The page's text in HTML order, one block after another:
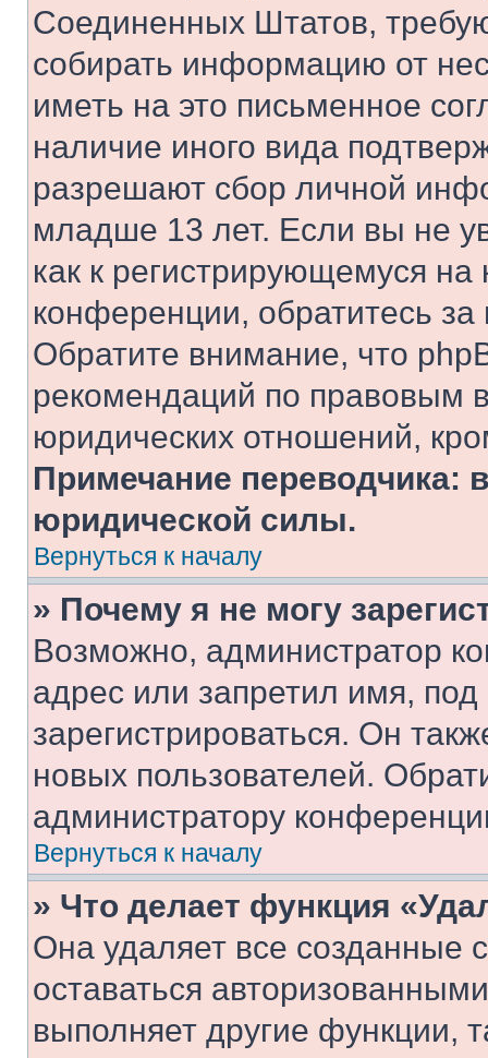
Соединенных Штатов,
собирать информацию от
иметь на это письменное
наличие иного вида
разрешают сбор личной
младше 13 лет. Если вы не
как к регистрирующемуся
конференции, обратитесь
Обратите внимание, что
рекомендаций по правовым
юридических отношений,
Примечание переводчика:
юридической силы.
Вернуться к началу
» Почему я не могу
Возможно, администратор
адрес или запретил имя,
зарегистрироваться. Он
новых пользователей.
администратору
Вернуться к началу
» Что делает функция
Она удаляет все созданные
оставаться
выполняет другие функции,